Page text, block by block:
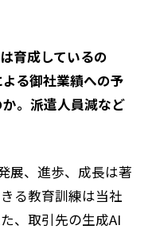
育成しているの
る御社業績への予
。派遣人員減など
展、進歩、成長は著
る教育訓練は当社
、取引先の生成AI